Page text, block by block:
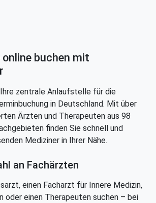
buchen mit
zentrale Anlaufstelle für die
in Deutschland. Mit über
Ärzten und Therapeuten aus 98
finden Sie schnell und
Mediziner in Ihrer Nähe.
an Fachärzten
einen Facharzt für Innere Medizin,
oder einen Therapeuten suchen – bei